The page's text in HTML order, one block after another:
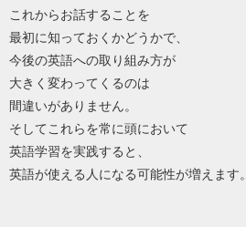
これからお話することを
最初に知っておくかどうかで、
今後の英語への取り組み方が
大きく変わってくるのは
間違いがありません。
そしてこれらを常に頭において
英語学習を実践すると、
英語が使える人になる可能性が増えます。